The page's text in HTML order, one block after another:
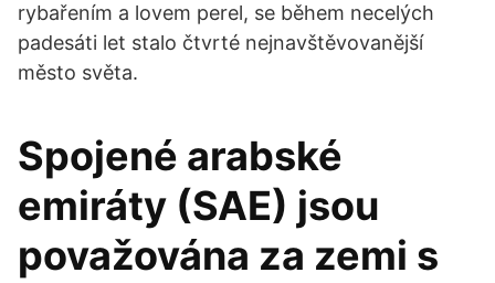
rybařením a lovem perel, se během necelých
padesáti let stalo čtvrté nejnavštěvovanější
město světa.
Spojené arabské
emiráty (SAE) jsou
považována za zemi s